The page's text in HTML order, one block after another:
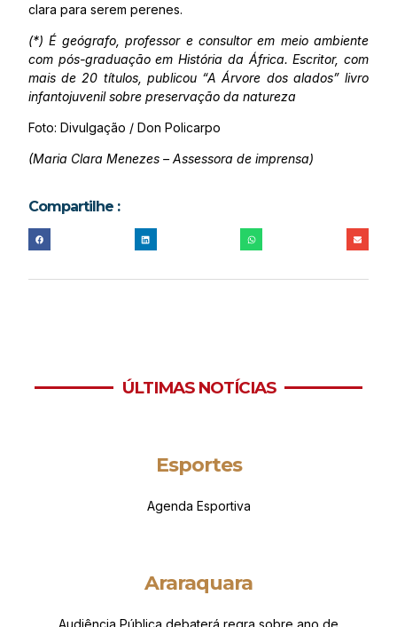
clara para serem perenes.
(*) É geógrafo, professor e consultor em meio ambiente
com pós-graduação em História da África. Escritor, com
mais de 20 títulos, publicou “A Árvore dos alados” livro
infantojuvenil sobre preservação da natureza
Foto: Divulgação / Don Policarpo
(Maria Clara Menezes – Assessora de imprensa)
Compartilhe :
ÚLTIMAS NOTÍCIAS
Esportes
Agenda Esportiva
Araraquara
Audiência Pública debaterá regra sobre ano de